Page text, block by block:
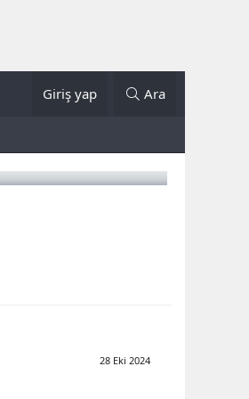
Giriş yap Ara
28 Eki 2024